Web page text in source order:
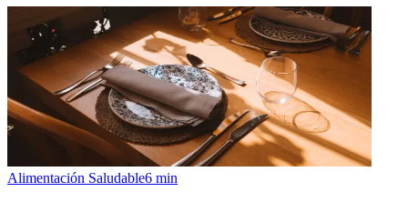
Alimentación Saludable6 min